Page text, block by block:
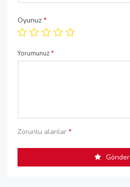
Oyunuz *
Yorumunuz*
Zorunlu alanlar *
Gönder